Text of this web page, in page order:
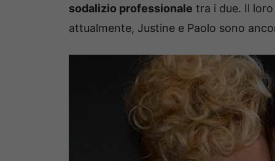
sodalizio professionale tra i due. Il
attualmente, Justine e Paolo sono